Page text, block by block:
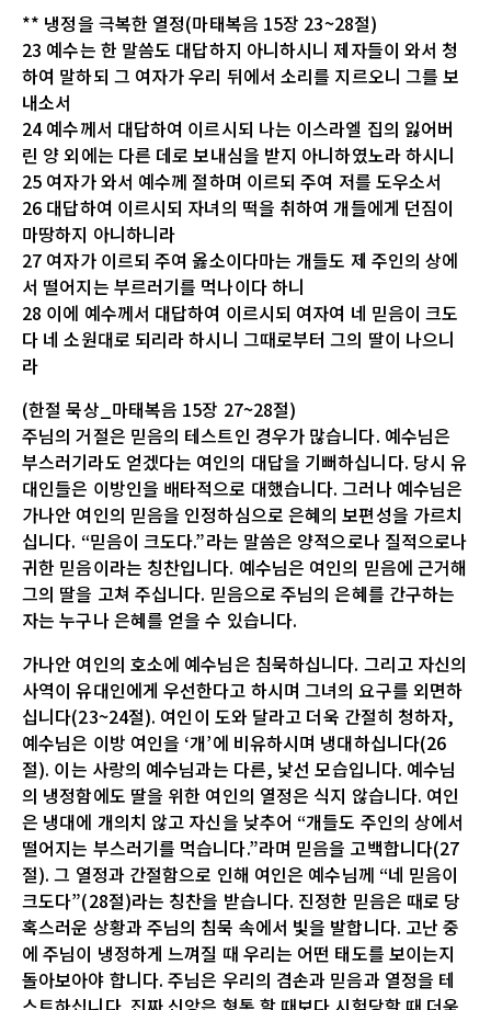
** 냉정을 극복한 열정(마태복음 15장 23~28절)
23 예수는 한 말씀도 대답하지 아니하시니 제자들이 와서 청
하여 말하되 그 여자가 우리 뒤에서 소리를 지르오니 그를 보
내소서
24 예수께서 대답하여 이르시되 나는 이스라엘 집의 잃어버
린 양 외에는 다른 데로 보내심을 받지 아니하였노라 하시니
25 여자가 와서 예수께 절하며 이르되 주여 저를 도우소서
26 대답하여 이르시되 자녀의 떡을 취하여 개들에게 던짐이
마땅하지 아니하니라
27 여자가 이르되 주여 옳소이다마는 개들도 제 주인의 상에
서 떨어지는 부르러기를 먹나이다 하니
28 이에 예수께서 대답하여 이르시되 여자여 네 믿음이 크도
다 네 소원대로 되리라 하시니 그때로부터 그의 딸이 나으니
라
(한절 묵상_마태복음 15장 27~28절)
주님의 거절은 믿음의 테스트인 경우가 많습니다. 예수님은
부스러기라도 얻겠다는 여인의 대답을 기뻐하십니다. 당시 유
대인들은 이방인을 배타적으로 대했습니다. 그러나 예수님은
가나안 여인의 믿음을 인정하심으로 은혜의 보편성을 가르치
십니다. “믿음이 크도다.”라는 말씀은 양적으로나 질적으로나
귀한 믿음이라는 칭찬입니다. 예수님은 여인의 믿음에 근거해
그의 딸을 고쳐 주십니다. 믿음으로 주님의 은혜를 간구하는
자는 누구나 은혜를 얻을 수 있습니다.
가나안 여인의 호소에 예수님은 침묵하십니다. 그리고 자신의
사역이 유대인에게 우선한다고 하시며 그녀의 요구를 외면하
십니다(23~24절). 여인이 도와 달라고 더욱 간절히 청하자,
예수님은 이방 여인을 ‘개’에 비유하시며 냉대하십니다(26
절). 이는 사랑의 예수님과는 다른, 낯선 모습입니다. 예수님
의 냉정함에도 딸을 위한 여인의 열정은 식지 않습니다. 여인
은 냉대에 개의치 않고 자신을 낮추어 “개들도 주인의 상에서
떨어지는 부스러기를 먹습니다.”라며 믿음을 고백합니다(27
절). 그 열정과 간절함으로 인해 여인은 예수님께 “네 믿음이
크도다”(28절)라는 칭찬을 받습니다. 진정한 믿음은 때로 당
혹스러운 상황과 주님의 침묵 속에서 빛을 발합니다. 고난 중
에 주님이 냉정하게 느껴질 때 우리는 어떤 태도를 보이는지
돌아보아야 합니다. 주님은 우리의 겸손과 믿음과 열정을 테